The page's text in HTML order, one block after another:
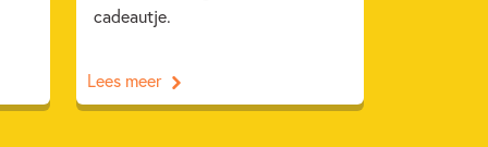
cadeautje.
Lees meer